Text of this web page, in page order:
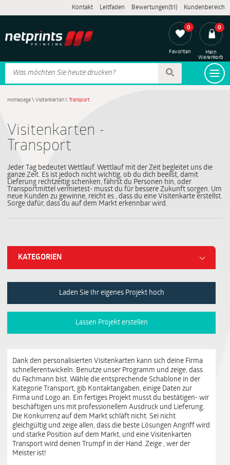
Kontakt Leitfaden Bewertungen(51) Kundenbereich
0
Favoriten
0
Mein
Warenkorb
Homepage\ Visitenkarten\ Transport
Visitenkarten -
Transport
Jeder Tag bedeutet Wettlauf. Wettlauf mit der Zeit begleitet uns die
ganze Zeit. Es ist jedoch nicht wichtig, ob du dich beeilst, damit
Lieferung rechtzeitig schenken, fährst du Personen hin, oder
Transportmittel vermietest- musst du für bessere Zukunft sorgen. Um
neue Kunden zu gewinne, reicht es , dass du eine Visitenkarte erstellst.
Sorge dafür, dass du auf dem Markt erkennbar wird.
KATEGORIEN
Laden Sie Ihr eigenes Projekt hoch
Lassen Projekt erstellen
Dank den personalisierten Visitenkarten kann sich deine Firma
schnellerentwickeln. Benutze unser Programm und zeige, dass
du Fachmann bist. Wähle die entsprechende Schablone in der
Kategorie Transport, gib Kontaktangaben, einige Daten zur
Firma und Logo an. Ein fertiges Projekt musst du bestätigen- wir
beschäftigen uns mit professionellem Ausdruck und Lieferung.
Die Konkurrenz auf dem Markt schläft nicht. Sei nicht
gleichgültig und zeige allen, dass die beste Lösungen Angriff wird
und starke Position auf dem Markt, und eine Visitenkarten
Transport wird deinen Trumpf in der Hand. Zeige , wer der
Meister ist!